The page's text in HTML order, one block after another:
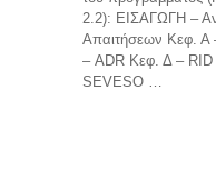
2.2): ΕΙΣΑΓΩΓΗ –
Απαιτήσεων Κεφ.
– ADR Κεφ. Δ –
SEVESO …